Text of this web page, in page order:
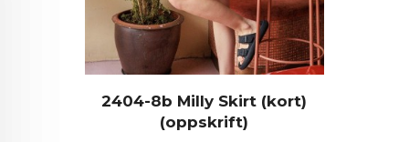
2404-8b Milly Skirt (kort)
(oppskrift)